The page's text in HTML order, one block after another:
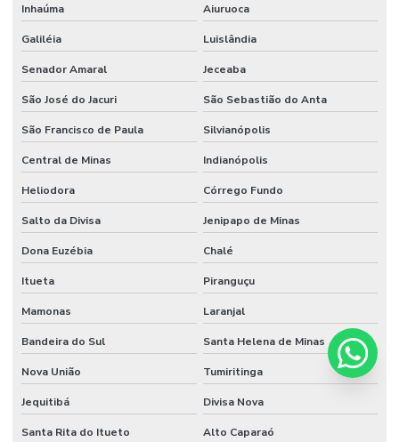
Inhaúma Aiuruoca
Galiléia Luislândia
Senador Amaral Jeceaba
São José do Jacuri São Sebastião do Anta
São Francisco de Paula Silvianópolis
Central de Minas Indianópolis
Heliodora Córrego Fundo
Salto da Divisa Jenipapo de Minas
Dona Euzébia Chalé
Itueta Piranguçu
Mamonas Laranjal
Bandeira do Sul Santa Helena de Minas
Nova União Tumiritinga
Jequitibá Divisa Nova
Santa Rita do Itueto Alto Caparaó